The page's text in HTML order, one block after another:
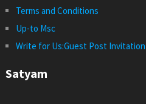
Terms and Conditions
Up-to Msc
Write for Us:Guest Post
Satyam